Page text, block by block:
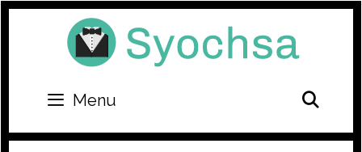
content
Menu